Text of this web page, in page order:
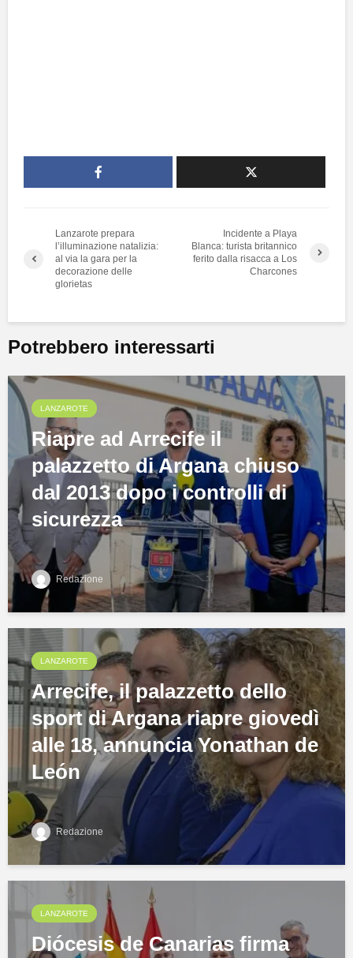
Lanzarote prepara
l’illuminazione natalizia:
al via la gara per la
decorazione delle
glorietas
Incidente a Playa
Blanca: turista britannico
ferito dalla risacca a Los
Charcones
Potrebbero interessarti
LANZAROTE
Riapre ad Arrecife il
palazzetto di Argana chiuso
dal 2013 dopo i controlli di
sicurezza
Redazione
LANZAROTE
Arrecife, il palazzetto dello
sport di Argana riapre giovedì
alle 18, annuncia Yonathan de
León
Redazione
LANZAROTE
Diócesis de Canarias firma